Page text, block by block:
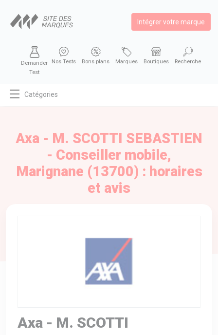
Intégrer votre marque
Demander
Test
Nos Tests Bons plans Marques Boutiques Recherche
Catégories
HIGH-TECH
Axa - M. SCOTTI SEBASTIEN
- Conseiller mobile,
Marignane (13700) : horaires
et avis
Axa - M. SCOTTI